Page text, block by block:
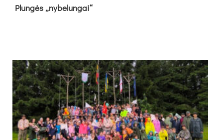
Plun­gės „ny­be­lun­gai“